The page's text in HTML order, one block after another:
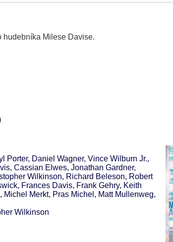
hudebníka Milese Davise.
Porter, Daniel Wagner, Vince Wilburn Jr.,
Cassian Elwes, Jonathan Gardner,
Wilkinson, Richard Beleson, Robert
Frances Davis, Frank Gehry, Keith
Merkt, Pras Michel, Matt Mullenweg,
Wilkinson